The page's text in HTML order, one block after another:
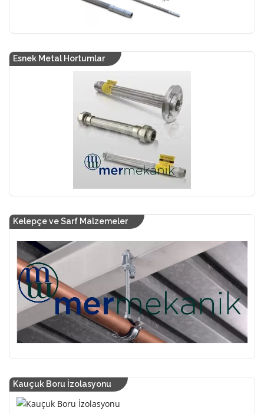
Esnek Metal Hortumlar
Kelepçe ve Sarf Malzemeler
Kauçuk Boru İzolasyonu